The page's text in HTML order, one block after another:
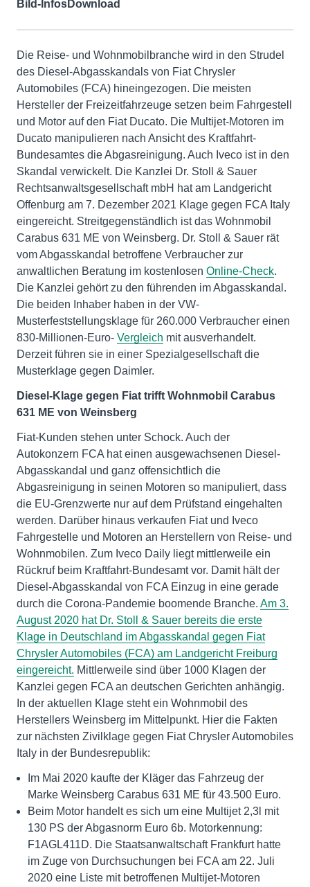
Bild-InfosDownload
Die Reise- und Wohnmobilbranche wird in den Strudel
des Diesel-Abgasskandals von Fiat Chrysler
Automobiles (FCA) hineingezogen. Die meisten
Hersteller der Freizeitfahrzeuge setzen beim Fahrgestell
und Motor auf den Fiat Ducato. Die Multijet-Motoren im
Ducato manipulieren nach Ansicht des Kraftfahrt-
Bundesamtes die Abgasreinigung. Auch Iveco ist in den
Skandal verwickelt. Die Kanzlei Dr. Stoll & Sauer
Rechtsanwaltsgesellschaft mbH hat am Landgericht
Offenburg am 7. Dezember 2021 Klage gegen FCA Italy
eingereicht. Streitgegenständlich ist das Wohnmobil
Carabus 631 ME von Weinsberg. Dr. Stoll & Sauer rät
vom Abgasskandal betroffene Verbraucher zur
anwaltlichen Beratung im kostenlosen Online-Check.
Die Kanzlei gehört zu den führenden im Abgasskandal.
Die beiden Inhaber haben in der VW-
Musterfeststellungsklage für 260.000 Verbraucher einen
830-Millionen-Euro- Vergleich mit ausverhandelt.
Derzeit führen sie in einer Spezialgesellschaft die
Musterklage gegen Daimler.
Diesel-Klage gegen Fiat trifft Wohnmobil Carabus
631 ME von Weinsberg
Fiat-Kunden stehen unter Schock. Auch der
Autokonzern FCA hat einen ausgewachsenen Diesel-
Abgasskandal und ganz offensichtlich die
Abgasreinigung in seinen Motoren so manipuliert, dass
die EU-Grenzwerte nur auf dem Prüfstand eingehalten
werden. Darüber hinaus verkaufen Fiat und Iveco
Fahrgestelle und Motoren an Herstellern von Reise- und
Wohnmobilen. Zum Iveco Daily liegt mittlerweile ein
Rückruf beim Kraftfahrt-Bundesamt vor. Damit hält der
Diesel-Abgasskandal von FCA Einzug in eine gerade
durch die Corona-Pandemie boomende Branche. Am 3.
August 2020 hat Dr. Stoll & Sauer bereits die erste
Klage in Deutschland im Abgasskandal gegen Fiat
Chrysler Automobiles (FCA) am Landgericht Freiburg
eingereicht. Mittlerweile sind über 1000 Klagen der
Kanzlei gegen FCA an deutschen Gerichten anhängig.
In der aktuellen Klage steht ein Wohnmobil des
Herstellers Weinsberg im Mittelpunkt. Hier die Fakten
zur nächsten Zivilklage gegen Fiat Chrysler Automobiles
Italy in der Bundesrepublik:
Im Mai 2020 kaufte der Kläger das Fahrzeug der
Marke Weinsberg Carabus 631 ME für 43.500 Euro.
Beim Motor handelt es sich um eine Multijet 2,3l mit
130 PS der Abgasnorm Euro 6b. Motorkennung:
F1AGL411D. Die Staatsanwaltschaft Frankfurt hatte
im Zuge von Durchsuchungen bei FCA am 22. Juli
2020 eine Liste mit betroffenen Multijet-Motoren